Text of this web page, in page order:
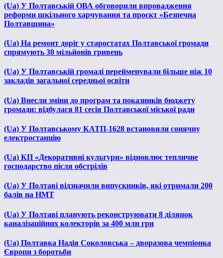
(Ua) У Полтавській ОВА обговорили впровадження
реформи шкільного харчування та проєкт «Безпечна
Полтавщина»
(Ua) На ремонт доріг у старостатах Полтавської громади
спрямують 30 мільйонів гривень
(Ua) У Полтавській громаді перейменували більше ніж 10
закладів загальної середньої освіти
(Ua) Внесли зміни до програм та показників бюджету
громади: відбулася 81 сесія Полтавської міської ради
(Ua) У Полтавському КАТП-1628 встановили сонячну
електростанцію
(Ua) КП «Декоративні культури» відновлює тепличне
господарство після обстрілів
(Ua) У Полтаві відзначили випускників, які отримали 200
балів на НМТ
(Ua) У Полтаві планують реконструювати 8 ділянок
каналізаційних колекторів за 400 млн грн
(Ua) Полтавка Надія Соколовська – дворазова чемпіонка
Європи з боротьби